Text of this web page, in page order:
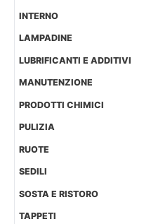
INTERNO
LAMPADINE
LUBRIFICANTI E ADDITIVI
MANUTENZIONE
PRODOTTI CHIMICI
PULIZIA
RUOTE
SEDILI
SOSTA E RISTORO
TAPPETI